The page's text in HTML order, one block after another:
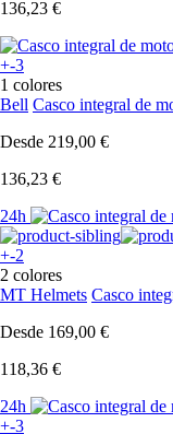
136,23 €
+-3
1 colores
Bell Casco integral de
Desde 219,00 €
136,23 €
24h
+-2
2 colores
MT Helmets Casco
Desde 169,00 €
118,36 €
24h
+-3